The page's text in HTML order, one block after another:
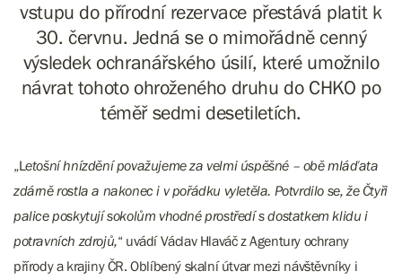
vstupu do přírodní rezervace přestává platit k
30. červnu. Jedná se o mimořádně cenný
výsledek ochranářského úsilí, které umožnilo
návrat tohoto ohroženého druhu do CHKO po
téměř sedmi desetiletích.
„Letošní hnízdění považujeme za velmi úspěšné – obě mláďata
zdárně rostla a nakonec i v pořádku vyletěla. Potvrdilo se, že Čtyři
palice poskytují sokolům vhodné prostředí s dostatkem klidu i
potravních zdrojů,“ uvádí Václav Hlaváč z Agentury ochrany
přírody a krajiny ČR. Oblíbený skalní útvar mezi návštěvníky i